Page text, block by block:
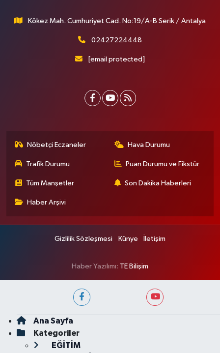
Kökez Mah. Cumhuriyet Cad. No:19/A-B Serik / Antalya
02427224448
[email protected]
Nöbetçi Eczaneler Hava Durumu
Trafik Durumu Puan Durumu ve Fikstür
Tüm Manşetler Son Dakika Haberleri
Haber Arşivi
Gizlilik Sözleşmesi Künye İletişim
Haber Yazılımı: TE Bilişim
Ana Sayfa
Kategoriler
EĞİTİM